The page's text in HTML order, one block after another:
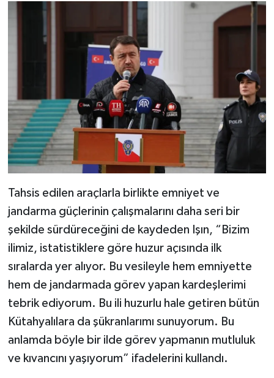
Tahsis edilen araçlarla birlikte emniyet ve
jandarma güçlerinin çalışmalarını daha seri bir
şekilde sürdüreceğini de kaydeden Işın, “Bizim
ilimiz, istatistiklere göre huzur açısında ilk
sıralarda yer alıyor. Bu vesileyle hem emniyette
hem de jandarmada görev yapan kardeşlerimi
tebrik ediyorum. Bu ili huzurlu hale getiren bütün
Kütahyalılara da şükranlarımı sunuyorum. Bu
anlamda böyle bir ilde görev yapmanın mutluluk
ve kıvancını yaşıyorum” ifadelerini kullandı.